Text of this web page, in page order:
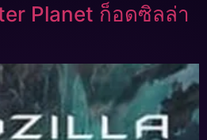
Planet ก็อดซิลล่า